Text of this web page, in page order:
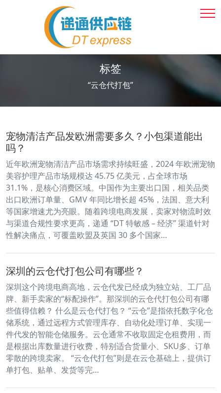
标签
“云仓代打包”
宠物清洁产品发欧洲需要多久？小包渠道能出
吗？
近年欧洲宠物清洁产品市场需求持续旺盛，2024 年欧洲宠物
美容护理产品市场规模达 45.75 亿美元，占全球市场
31.1%，是核心消费区域。中国作为主要出口国，相关品类
出口欧洲订单量、GMV 年同比增长超 45%，法国、意大利
等国家增速尤为亮眼。随着跨境电商发展，卖家对物流时效
与渠道合规性要求更高，递通 “DT 特敏感 – 经济” 渠道针对
性解决痛点，可覆盖欧盟及英国 30 多个国家…
深圳的云仓代打包公司有哪些？
深圳这个跨境电商高地，云仓代发已经成为独立站、工厂品
牌、新手卖家的“标配操作”。那深圳的云仓代打包公司有哪
些值得信赖？ 什么是云仓代打包？ “云仓”是指依托数字化仓
储系统，通过远程方式管理库存、自动化处理订单、实现一
件代发的智能仓储服务。云仓通常不收取固定仓租费用，而
是根据出库数量进行收费，特别适合货量小、SKU多、订单
零散的跨境卖家。 “云仓代打包”则是在云仓基础上，提供订
单打包、贴单、发货等完…